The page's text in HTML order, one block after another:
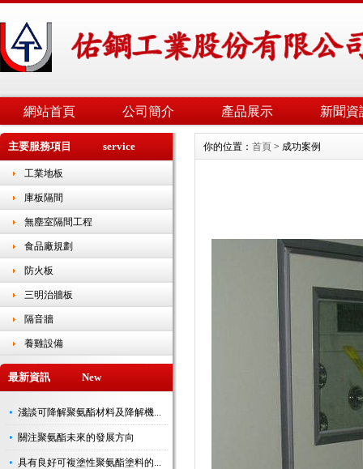
網站首頁 公司簡介 產品展示 新聞資
主要服務項目 service
工業地板
庫板隔間
無塵室隔間工程
食品廠規劃
防火板
三明治牆板
隔音牆
養雞設備
最新資訊 New
淺談可降解聚氨酯材料及降解機...
關注聚氨酯未來的發展方向
具有良好可複塗性聚氨酯塗料的...
你的位置： 首頁 > 成功案例